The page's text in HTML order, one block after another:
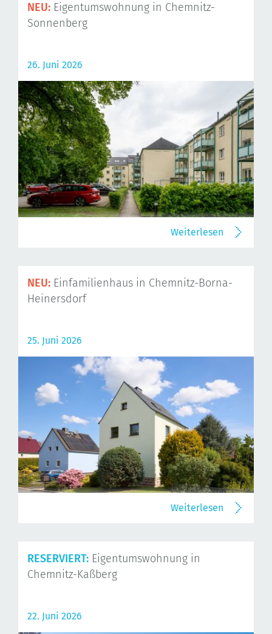
NEU: Eigentumswohnung in Chemnitz-
Sonnenberg
26. Juni 2026
Weiterlesen
NEU: Einfamilienhaus in Chemnitz-Borna-
Heinersdorf
25. Juni 2026
Weiterlesen
RESERVIERT: Eigentumswohnung in
Chemnitz-Kaßberg
22. Juni 2026